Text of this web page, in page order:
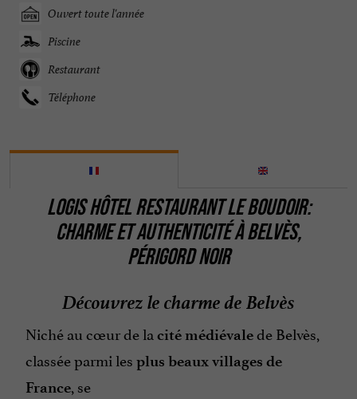
Ouvert toute l'année
Piscine
Restaurant
Téléphone
LOGIS HÔTEL RESTAURANT LE BOUDOIR:
CHARME ET AUTHENTICITÉ À BELVÈS,
PÉRIGORD NOIR
Découvrez le charme de Belvès
Niché au cœur de la cité médiévalede Belvès,
classée parmi les plus beaux villages de
France, se